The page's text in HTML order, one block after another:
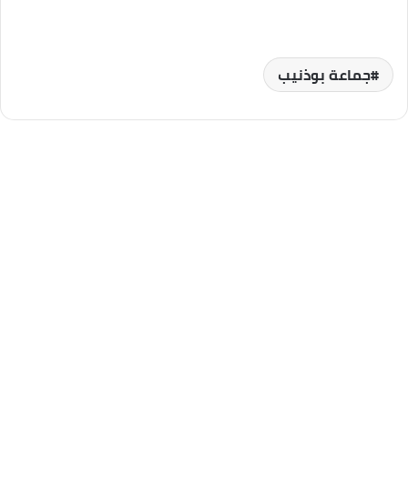
جماعة بوذنيب